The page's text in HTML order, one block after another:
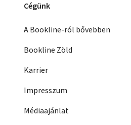
Cégünk
A Bookline-ról bővebben
Bookline Zöld
Karrier
Impresszum
Médiaajánlat